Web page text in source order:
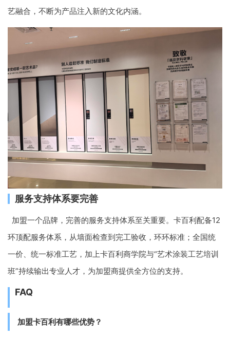
艺融合，不断为产品注入新的文化内涵。
服务支持体系要完善
加盟一个品牌，完善的服务支持体系至关重要。卡百利配备12
环顶配服务体系，从墙面检查到完工验收，环环标准；全国统
一价、统一标准工艺，加上卡百利商学院与“艺术涂装工艺培训
班”持续输出专业人才，为加盟商提供全方位的支持。
FAQ
加盟卡百利有哪些优势？